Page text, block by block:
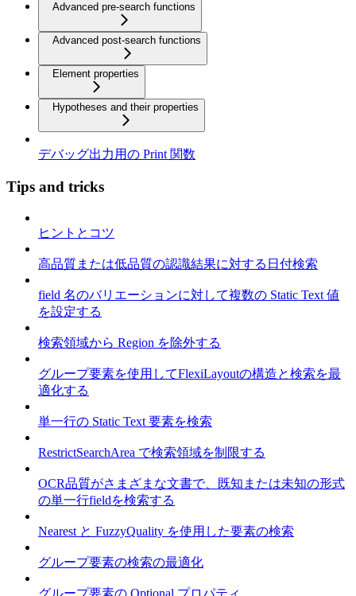
Advanced pre-search functions
Advanced post-search functions
Element properties
Hypotheses and their properties
デバッグ出力用の Print 関数
Tips and tricks
ヒントとコツ
高品質または低品質の認識結果に対する日付検索
field 名のバリエーションに対して複数の Static Text 値
を設定する
検索領域から Region を除外する
グループ要素を使用してFlexiLayoutの構造と検索を最
適化する
単一行の Static Text 要素を検索
RestrictSearchArea で検索領域を制限する
OCR品質がさまざまな文書で、既知または未知の形式
の単一行fieldを検索する
Nearest と FuzzyQuality を使用した要素の検索
グループ要素の検索の最適化
グループ要素の Optional プロパティ